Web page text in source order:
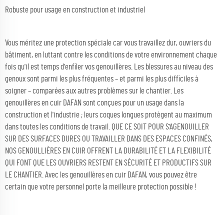
Robuste pour usage en construction et industriel
Vous méritez une protection spéciale car vous travaillez dur, ouvriers du
bâtiment, en luttant contre les conditions de votre environnement chaque
fois qu'il est temps d'enfiler vos genouillères. Les blessures au niveau des
genoux sont parmi les plus fréquentes – et parmi les plus difficiles à
soigner – comparées aux autres problèmes sur le chantier. Les
genouillères en cuir DAFAN sont conçues pour un usage dans la
construction et l'industrie ; leurs coques longues protègent au maximum
dans toutes les conditions de travail. QUE CE SOIT POUR S'AGENOUILLER
SUR DES SURFACES DURES OU TRAVAILLER DANS DES ESPACES CONFINÉS,
NOS GENOULLIÈRES EN CUIR OFFRENT LA DURABILITÉ ET LA FLEXIBILITÉ
QUI FONT QUE LES OUVRIERS RESTENT EN SÉCURITÉ ET PRODUCTIFS SUR
LE CHANTIER. Avec les genouillères en cuir DAFAN, vous pouvez être
certain que votre personnel porte la meilleure protection possible !